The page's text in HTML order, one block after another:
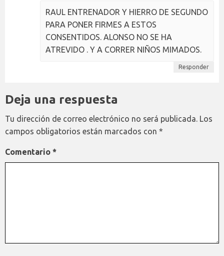
RAUL ENTRENADOR Y HIERRO DE SEGUNDO
PARA PONER FIRMES A ESTOS
CONSENTIDOS. ALONSO NO SE HA
ATREVIDO . Y A CORRER NIÑOS MIMADOS.
Responder
Deja una respuesta
Tu dirección de correo electrónico no será publicada. Los
campos obligatorios están marcados con *
Comentario *